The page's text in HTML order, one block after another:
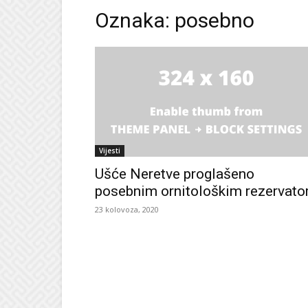
Oznaka: posebno
Vijesti
Ušće Neretve proglašeno
posebnim ornitološkim
23 kolovoza, 2020